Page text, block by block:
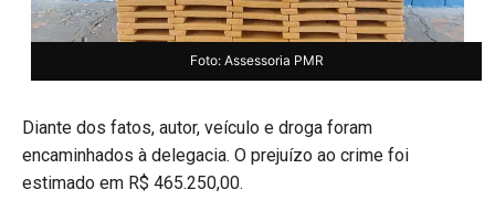
Foto: Assessoria PMR
Diante dos fatos, autor, veículo e droga foram
encaminhados à delegacia. O prejuízo ao crime foi
estimado em R$ 465.250,00.